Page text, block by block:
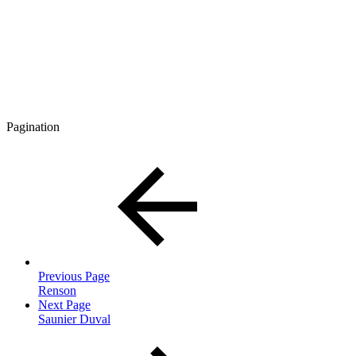
Pagination
Previous Page
Renson
Next Page
Saunier Duval